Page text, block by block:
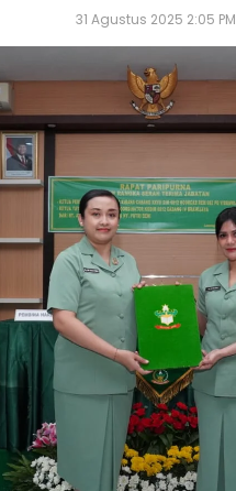
31 Agustus 2025 2:05 PM